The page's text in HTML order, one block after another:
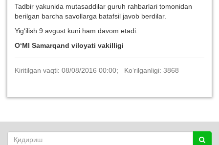
Tadbir yakunida mutasaddilar guruh rahbarlari tomonidan
berilgan barcha savollarga batafsil javob berdilar.
Yig‘ilish 9 avgust kuni ham davom etadi.
O‘MI Samarqand viloyati vakilligi
Kiritilgan vaqti: 08/08/2016 00:00; Ko‘rilganligi: 3868